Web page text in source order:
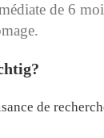
de 6
de